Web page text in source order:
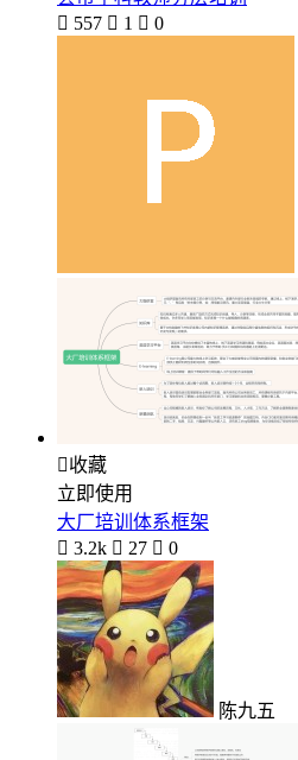
 557  1  0
收藏
立即使用
大厂培训体系框架
 3.2k  27  0
陈九五